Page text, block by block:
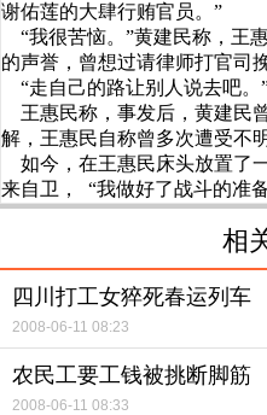
谢佑莲的大肆行贿官员。”
“我很苦恼。”黄建民称，王
的声誉，曾想过请律师打官司
“走自己的路让别人说去吧。
王惠民称，事发后，黄建民
解，王惠民自称曾多次遭受不
如今，在王惠民床头放置了
来自卫， “我做好了战斗的准
相
四川打工女猝死春运列车
2008-06-11 08:23
农民工要工钱被挑断脚筋
2008-06-11 08:33